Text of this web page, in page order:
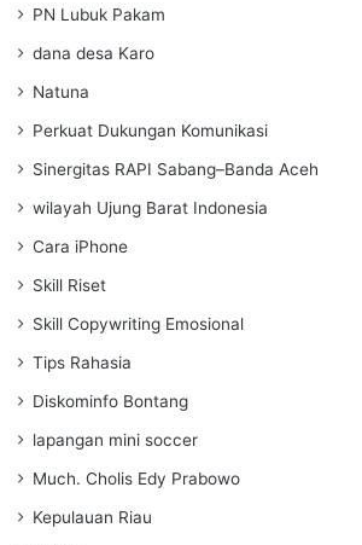
PN Lubuk Pakam
dana desa Karo
Natuna
Perkuat Dukungan Komunikasi
Sinergitas RAPI Sabang–Banda Aceh
wilayah Ujung Barat Indonesia
Cara iPhone
Skill Riset
Skill Copywriting Emosional
Tips Rahasia
Diskominfo Bontang
lapangan mini soccer
Much. Cholis Edy Prabowo
Kepulauan Riau